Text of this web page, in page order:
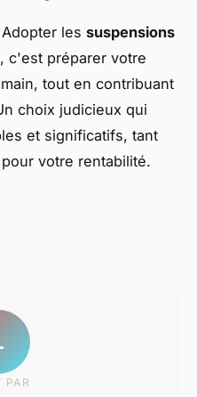
les suspensions
c'est préparer votre
tout en contribuant
choix judicieux qui
et significatifs, tant
votre rentabilité.
PAR